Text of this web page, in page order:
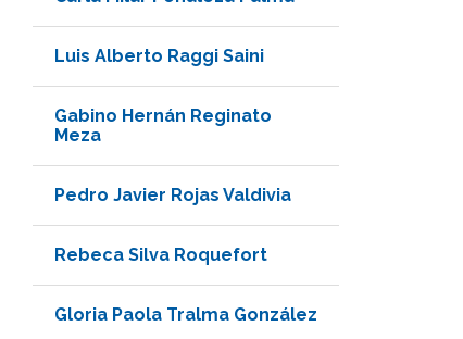
Luis Alberto Raggi Saini
Gabino Hernán Reginato
Meza
Pedro Javier Rojas Valdivia
Rebeca Silva Roquefort
Gloria Paola Tralma González